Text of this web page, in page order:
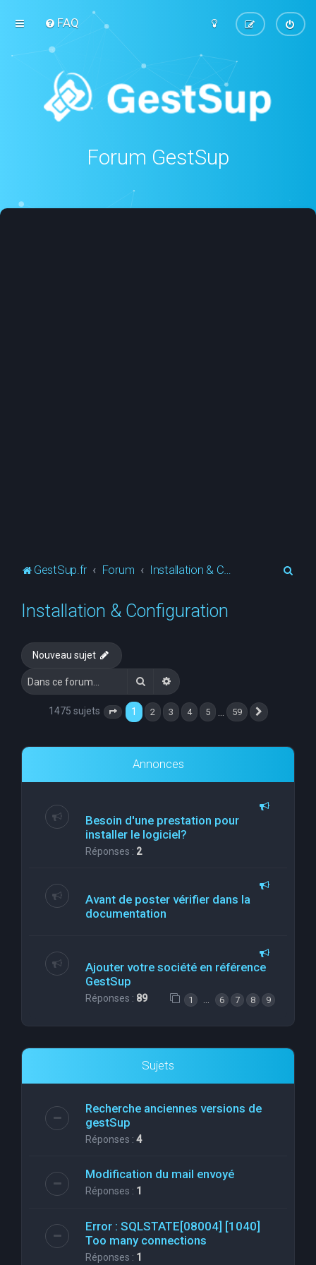
FAQ
Forum GestSup
GestSup.fr Forum Installation & Configuration
Installation & Configuration
Nouveau sujet
RechercherRecherche avancée
1475 sujets Page 1 sur59
1 2 3 4 5 59
Annonces
Besoin d'une prestation pour
installer le logiciel?
Réponses : 2
Avant de poster vérifier dans la
documentation
Ajouter votre société en référence
GestSup
Réponses : 89 1 6 7 8 9
Sujets
Recherche anciennes versions de
gestSup
Réponses : 4
Modification du mail envoyé
Réponses : 1
Error : SQLSTATE[08004] [1040]
Too many connections
Réponses : 1